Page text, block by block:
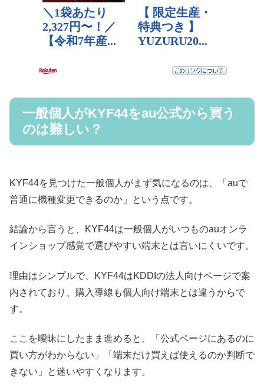
一般個人がKYF44をau公式から買う
のは難しい？
KYF44を見つけた一般個人がまず気になるのは、「auで
普通に機種変更できるのか」という点です。
結論から言うと、KYF44は一般個人がいつものauオンラ
インショップ感覚で選びやすい端末とは言いにくいです。
理由はシンプルで、KYF44はKDDIの法人向けページで案
内されており、購入導線も個人向け端末とは違うからで
す。
ここを曖昧にしたまま進めると、「公式ページにあるのに
買い方がわからない」「端末だけ買えば使えるのか判断で
きない」と迷いやすくなります。